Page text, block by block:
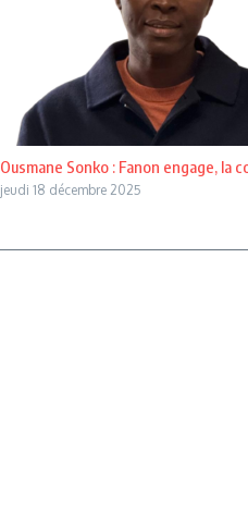
Ousmane Sonko : Fanon engage, la
jeudi 18 décembre 2025